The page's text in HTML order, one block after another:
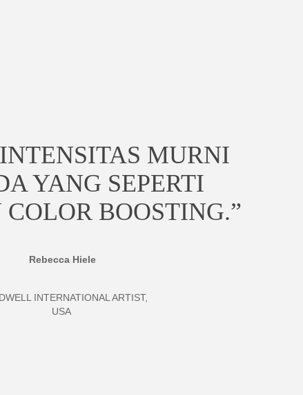
MURNI
YANG SEPERTI
BOOSTING.”
Rebecca Hiele
INTERNATIONAL ARTIST,
USA